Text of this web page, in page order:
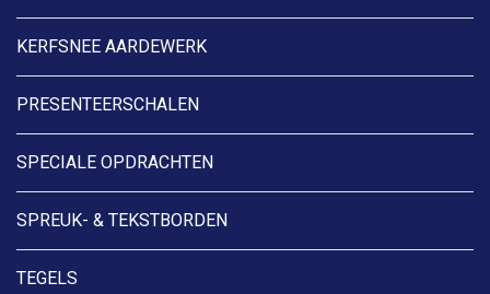
KERFSNEE AARDEWERK
PRESENTEERSCHALEN
SPECIALE OPDRACHTEN
SPREUK- & TEKSTBORDEN
TEGELS